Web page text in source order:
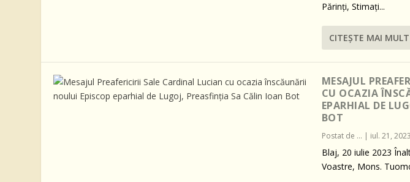
Părinți, Stimați...
CITEŞTE MAI MULT
MESAJUL
CU OCAZIA
EPARHIAL DE
BOT
Postat de ... | iul. 21, 2023
Blaj, 20 iulie 2023
Voastre, Mons.